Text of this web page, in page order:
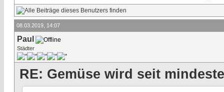
08.03.2019, 14:07
Paul
Städter
RE: Gemüse wird seit